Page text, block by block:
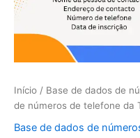
Início / Base de dados de
de números de telefone da
Base de dados de
telefone
Tailândia